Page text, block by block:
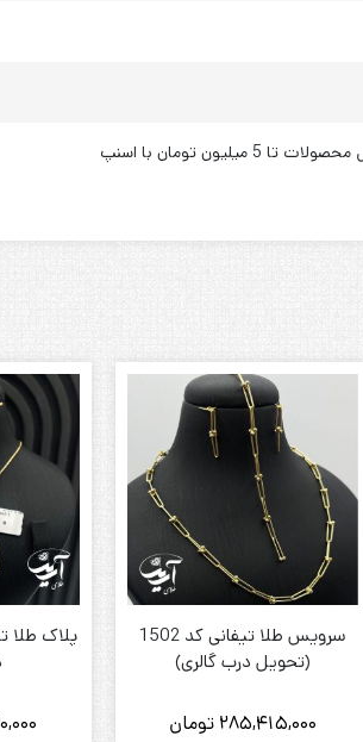
تومان با اسنپ
سرویس طلا تیفانی کد 1502
(تحویل درب گالری)
285,415,000 تومان